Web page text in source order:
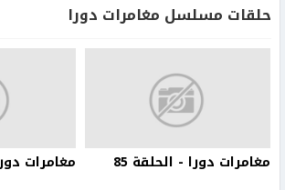
حلقات مسلسل مغامرات دورا
مغامرات دورا - الحلقة 85 مغامرات